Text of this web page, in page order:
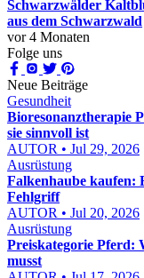
Schwarzwälder
aus dem Schwarzwald
vor 4 Monaten
Folge uns
Neue Beiträge
Gesundheit
Bioresonanztherapie
sie sinnvoll ist
AUTOR • Jul 29, 2026
Ausrüstung
Falkenhaube kaufen:
Fehlgriff
AUTOR • Jul 20, 2026
Ausrüstung
Preiskategorie Pferd:
musst